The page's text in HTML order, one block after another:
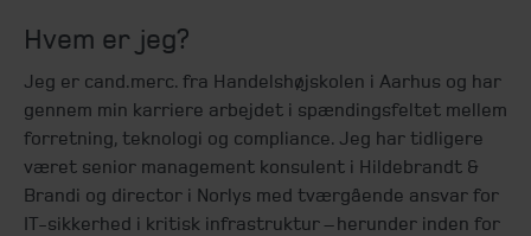
Hvem er jeg?
Jeg er cand.merc. fra Handelshøjskolen i Aarhus og har
gennem min karriere arbejdet i spændingsfeltet mellem
forretning, teknologi og compliance. Jeg har tidligere
været senior management konsulent i Hildebrandt &
Brandi og director i Norlys med tværgående ansvar for
IT-sikkerhed i kritisk infrastruktur – herunder inden for